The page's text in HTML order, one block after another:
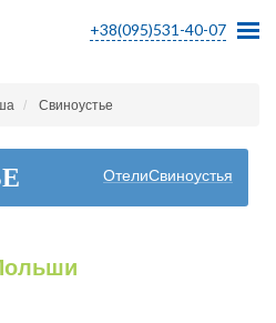
+38(095)531-40-07
Свиноустье
ОтелиСвиноустья